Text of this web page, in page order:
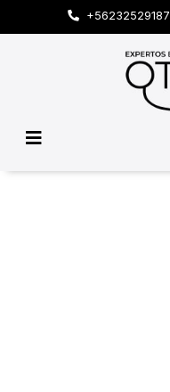
+56232529187